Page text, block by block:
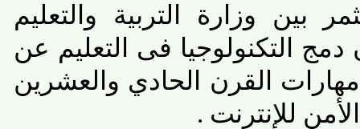
وزارة التربية والتعليم
التكنولوجيا فى التعليم عن
القرن الحادي والعشرين
للإنترنت .